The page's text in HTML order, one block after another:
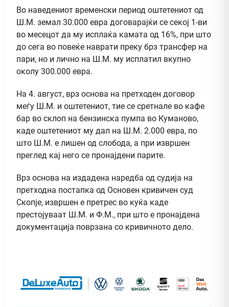
Во наведениот временски период оштетениот од
Ш.М. земал 30.000 евра договарајќи се секој 1-ви
во месецот да му исплаќа камата од 16%, при што
до сега во повеќе наврати преку брз трансфер на
пари, но и лично на Ш.М. му исплатил вкупно
околу 300.000 евра.
На 4. август, врз основа на претходен договор
меѓу Ш.М. и оштетениот, тие се сретнале во кафе
бар во склоп на бензинска пумпа во Куманово,
каде оштетениот му дал на Ш.М. 2.000 евра, по
што Ш.М. е лишен од слобода, а при извршен
преглед кај него се пронајдени парите.
Врз основа на издадена наредба од судија на
претходна постапка од Основен кривичен суд
Скопје, извршен е претрес во куќа каде
престојуваат Ш.М. и Ф.М., при што е пронајдена
документација поврзана со кривичното дело.